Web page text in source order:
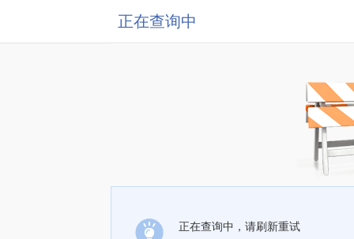
正在查询中
正在查询中，请刷新重试